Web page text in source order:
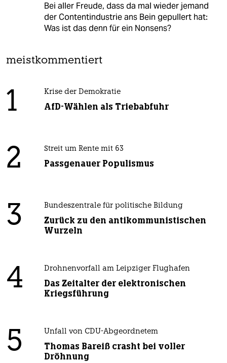
Bei aller Freude, dass da mal wieder jemand
der Contentindustrie ans Bein gepullert hat:
Was ist das denn für ein Nonsens?
meistkommentiert
1 Krise der Demokratie
AfD-Wählen als Triebabfuhr
2 Streit um Rente mit 63
Passgenauer Populismus
3 Bundeszentrale für politische Bildung
Zurück zu den antikommunistischen
Wurzeln
4 Drohnenvorfall am Leipziger Flughafen
Das Zeitalter der elektronischen
Kriegsführung
5 Unfall von CDU-Abgeordnetem
Thomas Bareiß crasht bei voller
Dröhnung